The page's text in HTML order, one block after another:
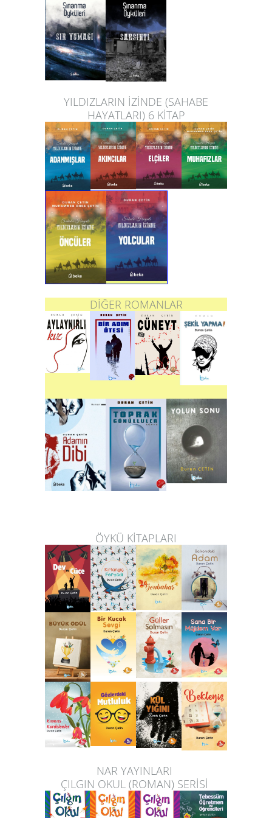
YILDIZLARIN İZİNDE (SAHABE
HAYATLARI) 6 KİTAP
DİĞER ROMANLAR
ÖYKÜ KİTAPLARI
NAR YAYINLARI
ÇILGIN OKUL (ROMAN) SERİSİ